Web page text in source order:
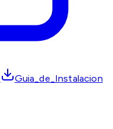
Guia_de_Instalacion